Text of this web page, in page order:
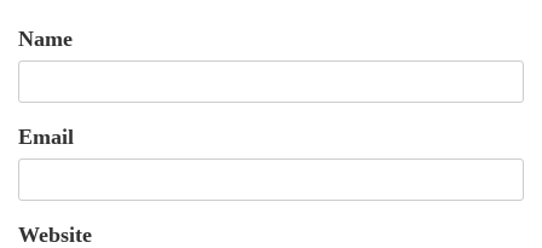
Name
Email
Website